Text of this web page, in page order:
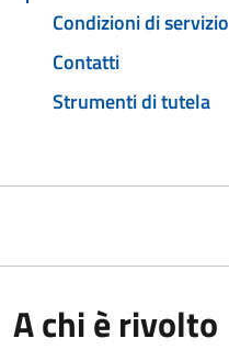
Condizioni di servizio
Contatti
Strumenti di tutela
A chi è rivolto